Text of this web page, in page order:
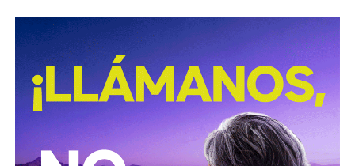
David Martínez es apodado coloquialmente como “El
Fantasma de Wall Street
”, y ha adquirido un poder
inmenso en Latinoamérica, especialmente en Argentina,
donde ha servido como negociador para la deuda nacional